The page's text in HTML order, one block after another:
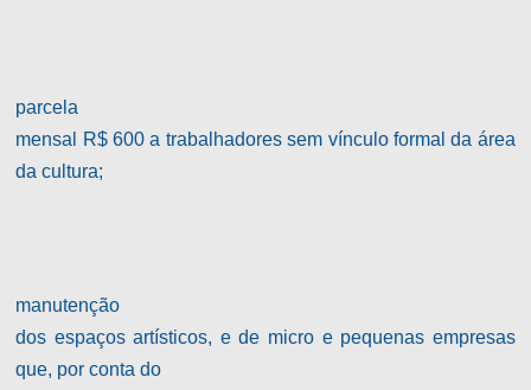
parcela
mensal R$ 600 a trabalhadores sem vínculo formal da área
da cultura;
manutenção
dos espaços artísticos, e de micro e pequenas empresas
que, por conta do